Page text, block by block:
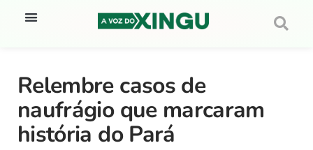
Relembre casos de
naufrágio que marcaram
história do Pará